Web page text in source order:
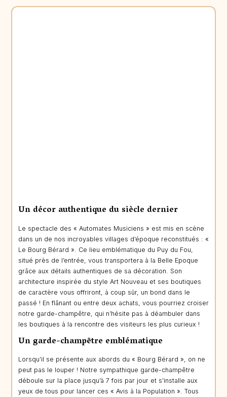
Un décor authentique du siècle dernier
Le spectacle des « Automates Musiciens » est mis en scène
dans un de nos incroyables villages d’époque reconstitués : «
Le Bourg Bérard ». Ce lieu emblématique du Puy du Fou,
situé près de l’entrée, vous transportera à la Belle Epoque
grâce aux détails authentiques de sa décoration. Son
architecture inspirée du style Art Nouveau et ses boutiques
de caractère vous offriront, à coup sûr, un bond dans le
passé ! En flânant ou entre deux achats, vous pourriez croiser
notre garde-champêtre, qui n’hésite pas à déambuler dans
les boutiques à la rencontre des visiteurs les plus curieux !
Un garde-champêtre emblématique
Lorsqu’il se présente aux abords du « Bourg Bérard », on ne
peut pas le louper ! Notre sympathique garde-champêtre
déboule sur la place jusqu’à 7 fois par jour et s’installe aux
yeux de tous pour lancer ces « Avis à la Population ». Tous